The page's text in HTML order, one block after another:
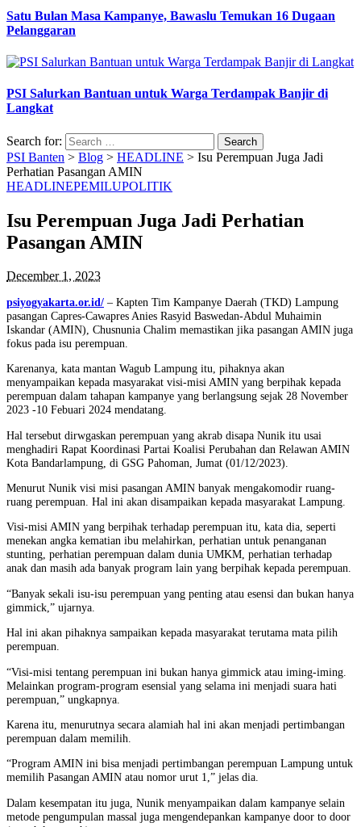
Satu Bulan Masa Kampanye, Bawaslu Temukan 16 Dugaan
Pelanggaran
PSI Salurkan Bantuan untuk Warga Terdampak Banjir di
Langkat
Search for:
PSI Banten > Blog > HEADLINE > Isu Perempuan Juga Jadi
Perhatian Pasangan AMIN
HEADLINEPEMILUPOLITIK
Isu Perempuan Juga Jadi Perhatian
Pasangan AMIN
December 1, 2023
psiyogyakarta.or.id/ – Kapten Tim Kampanye Daerah (TKD) Lampung
pasangan Capres-Cawapres Anies Rasyid Baswedan-Abdul Muhaimin
Iskandar (AMIN), Chusnunia Chalim memastikan jika pasangan AMIN juga
fokus pada isu perempuan.
Karenanya, kata mantan Wagub Lampung itu, pihaknya akan
menyampaikan kepada masyarakat visi-misi AMIN yang berpihak kepada
perempuan dalam tahapan kampanye yang berlangsung sejak 28 November
2023 -10 Febuari 2024 mendatang.
Hal tersebut dirwgaskan perempuan yang akrab disapa Nunik itu usai
menghadiri Rapat Koordinasi Partai Koalisi Perubahan dan Relawan AMIN
Kota Bandarlampung, di GSG Pahoman, Jumat (01/12/2023).
Menurut Nunik visi misi pasangan AMIN banyak mengakomodir ruang-
ruang perempuan. Hal ini akan disampaikan kepada masyarakat Lampung.
Visi-misi AMIN yang berpihak terhadap perempuan itu, kata dia, seperti
menekan angka kematian ibu melahirkan, perhatian untuk penanganan
stunting, perhatian perempuan dalam dunia UMKM, perhatian terhadap
anak dan masih ada banyak program lain yang berpihak kepada perempuan.
“Banyak sekali isu-isu perempuan yang penting atau esensi dan bukan hanya
gimmick,” ujarnya.
Hal ini akan pihaknya sampaikan kepada masyarakat terutama mata pilih
perempuan.
“Visi-misi tentang perempuan ini bukan hanya gimmick atau iming-iming.
Melainkan program-program esensial yang selama ini menjadi suara hati
perempuan,” ungkapnya.
Karena itu, menurutnya secara alamiah hal ini akan menjadi pertimbangan
perempuan dalam memilih.
“Program AMIN ini bisa menjadi pertimbangan perempuan Lampung untuk
memilih Pasangan AMIN atau nomor urut 1,” jelas dia.
Dalam kesempatan itu juga, Nunik menyampaikan dalam kampanye selain
metode pengumpulan massal juga mengendepankan kampanye door to door